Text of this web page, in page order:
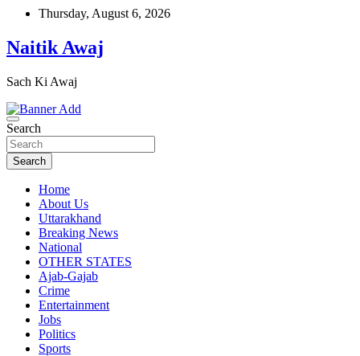
Skip
content
Thursday, August 6, 2026
Naitik Awaj
Sach Ki Awaj
Search
Search
Home
About Us
Uttarakhand
Breaking News
National
OTHER STATES
Ajab-Gajab
Crime
Entertainment
Jobs
Politics
Sports